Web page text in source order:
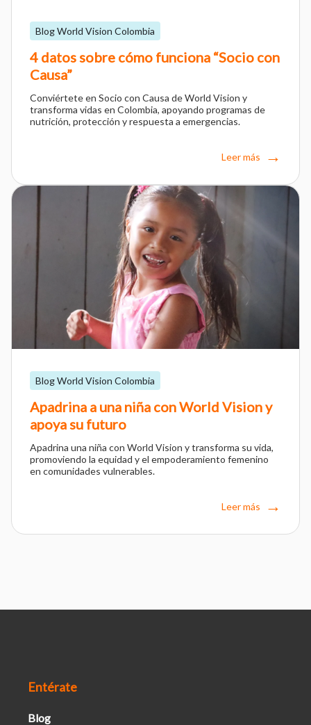
Blog World Vision Colombia
4 datos sobre cómo funciona “Socio con
Causa”
Conviértete en Socio con Causa de World Vision y
transforma vidas en Colombia, apoyando programas de
nutrición, protección y respuesta a emergencias.
Leer más
Blog World Vision Colombia
Apadrina a una niña con World Vision y
apoya su futuro
Apadrina una niña con World Vision y transforma su vida,
promoviendo la equidad y el empoderamiento femenino
en comunidades vulnerables.
Leer más
Entérate
Blog